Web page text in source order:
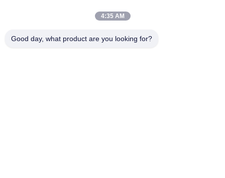
4:35 AM
Good day, what product are you looking for?